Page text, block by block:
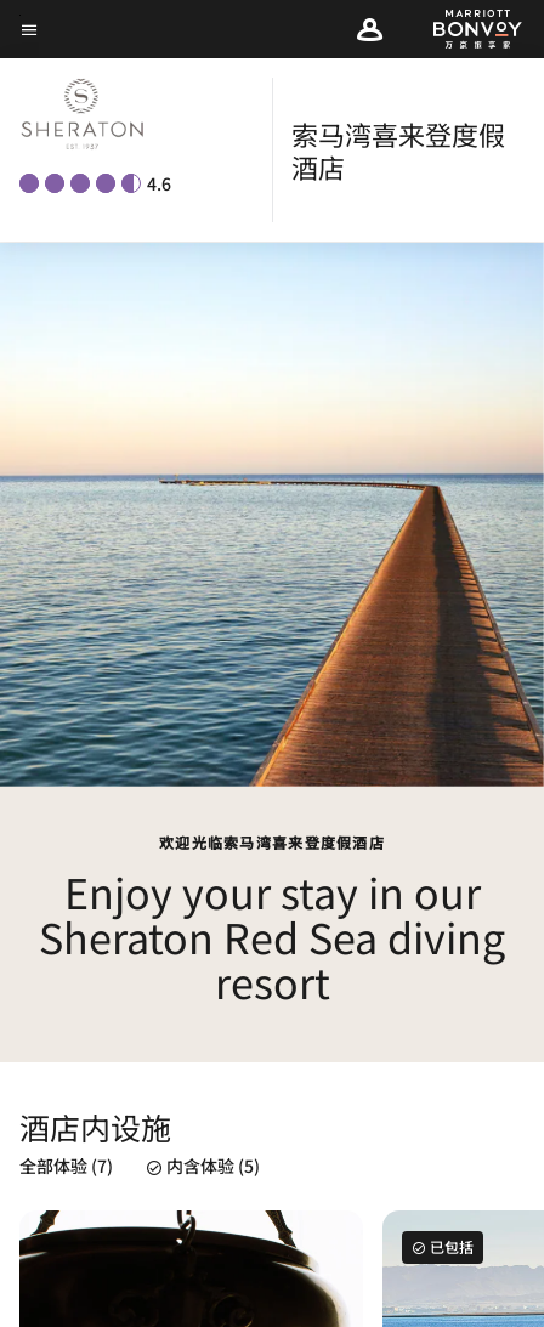
Skip
to
main
content
菜单文本
4.6
索马湾喜来登度假
酒店
欢迎光临索马湾喜来登度假酒店
Enjoy your stay in our
Sheraton Red Sea diving
resort
酒店内设施
全部体验 (7) 内含体验 (5)
已包括